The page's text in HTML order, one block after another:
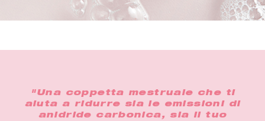
"Una coppetta mestruale che ti
aiuta a ridurre sia le emissioni di
anidride carbonica, sia il tuo